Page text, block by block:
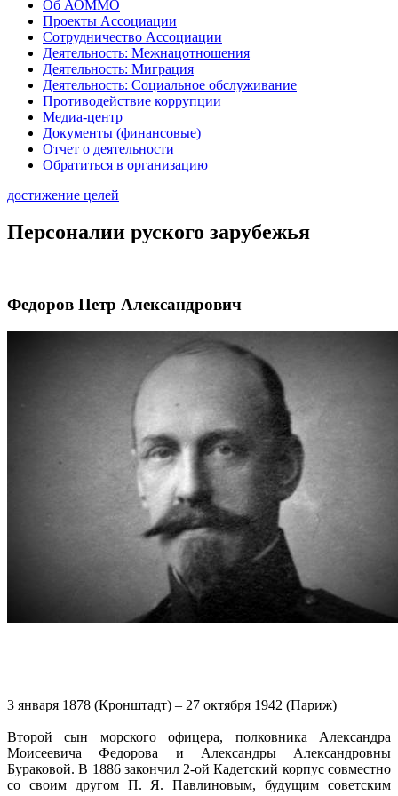
Об АОММО
Проекты Ассоциации
Сотрудничество Ассоциации
Деятельность: Межнацотношения
Деятельность: Миграция
Деятельность: Социальное обслуживание
Противодействие коррупции
Медиа-центр
Документы (финансовые)
Отчет о деятельности
Обратиться в организацию
достижение целей
Персоналии руского зарубежья
Федоров Петр Александрович
3 января 1878 (Кронштадт) – 27 октября 1942 (Париж)
Второй сын морского офицера, полковника Александра
Моисеевича Федорова и Александры Александровны
Бураковой. В 1886 закончил 2-ой Кадетский корпус совместно
со своим другом П. Я. Павлиновым, будущим советским